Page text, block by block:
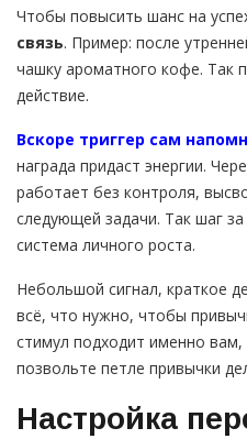
Чтобы повысить шанс на
связь. Пример: после
чашку ароматного кофе. Так
действие.
Вскоре триггер сам
награда придаст энергии.
работает без контроля,
следующей задачи. Так шаг
система личного роста.
Небольшой сигнал, краткое
всё, что нужно, чтобы
стимул подходит именно вам,
позвольте петле привычки
Настройка